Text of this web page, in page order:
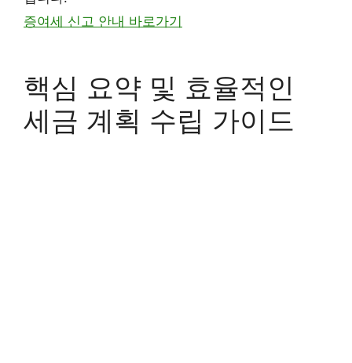
증여세 신고 안내 바로가기
핵심 요약 및 효율적인
세금 계획 수립 가이드